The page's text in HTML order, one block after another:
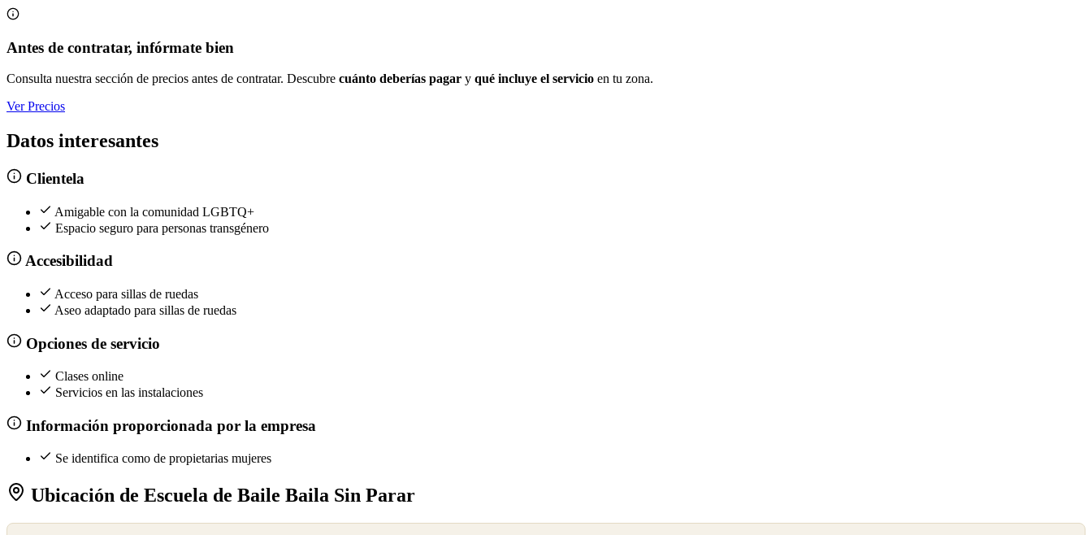
Antes de contratar, infórmate bien
Consulta nuestra sección de precios antes de contratar. Descubre cuánto deberías pagar y qué incluye el servicio en tu zona.
Ver Precios
Datos interesantes
Clientela
Amigable con la comunidad LGBTQ+
Espacio seguro para personas transgénero
Accesibilidad
Acceso para sillas de ruedas
Aseo adaptado para sillas de ruedas
Opciones de servicio
Clases online
Servicios en las instalaciones
Información proporcionada por la empresa
Se identifica como de propietarias mujeres
Ubicación de Escuela de Baile Baila Sin Parar